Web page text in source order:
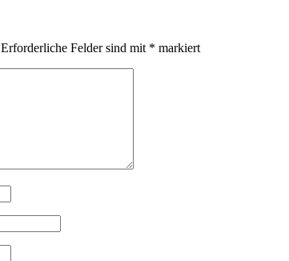
Erforderliche Felder sind mit * markiert